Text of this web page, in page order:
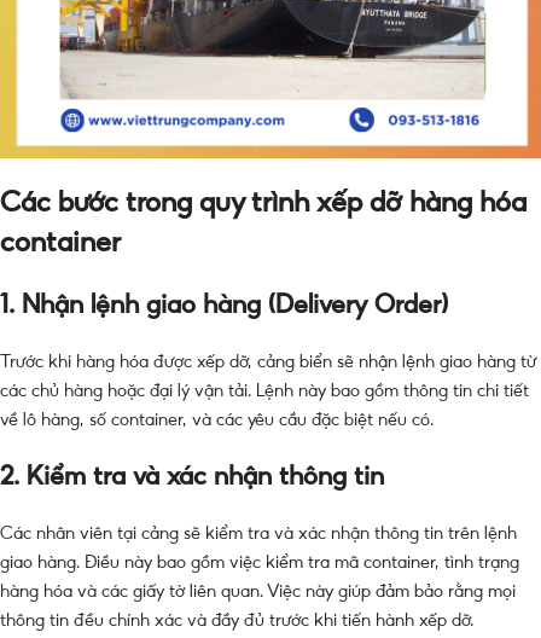
Các bước trong quy trình xếp dỡ hàng hóa
container
1. Nhận lệnh giao hàng (Delivery Order)
Trước khi hàng hóa được xếp dỡ, cảng biển sẽ nhận lệnh giao hàng từ
các chủ hàng hoặc đại lý vận tải. Lệnh này bao gồm thông tin chi tiết
về lô hàng, số container, và các yêu cầu đặc biệt nếu có.
2. Kiểm tra và xác nhận thông tin
Các nhân viên tại cảng sẽ kiểm tra và xác nhận thông tin trên lệnh
giao hàng. Điều này bao gồm việc kiểm tra mã container, tình trạng
hàng hóa và các giấy tờ liên quan. Việc này giúp đảm bảo rằng mọi
thông tin đều chính xác và đầy đủ trước khi tiến hành xếp dỡ.